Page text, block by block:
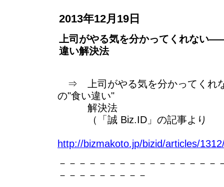
2013年12月19日
上司がやる気を分かってくれない
違い解決法
⇒ 上司がやる気を分かってくれ
の"食い違い"
解決法
（「誠 Biz.ID」の記事より
http://bizmakoto.jp/bizid/articles/
－－－－－－－－－－－－－－－－
－－－－－－－－－